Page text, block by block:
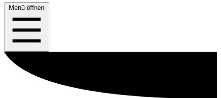
Menü öffnen